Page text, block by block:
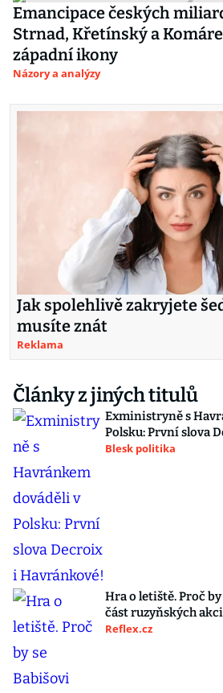
Emancipace českých
Strnad, Křetínský a
západní ikony
Názory a analýzy
Jak spolehlivě zakryjete
musíte znát
Reklama
Články z jiných titulů
Exministryně s
Polsku: První slova
Blesk politika
Hra o letiště. Proč
část ruzyňských
Reflex.cz